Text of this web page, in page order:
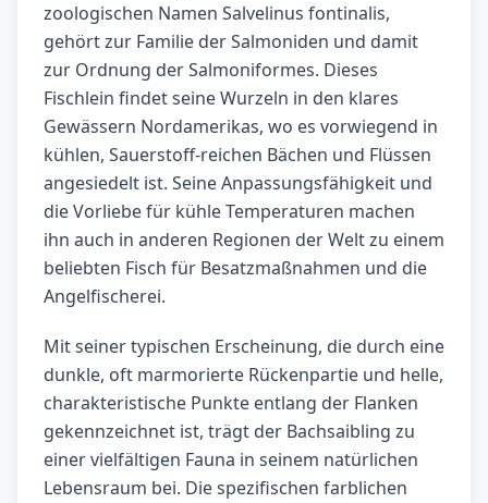
zoologischen Namen Salvelinus fontinalis,
gehört zur Familie der Salmoniden und damit
zur Ordnung der Salmoniformes. Dieses
Fischlein findet seine Wurzeln in den klares
Gewässern Nordamerikas, wo es vorwiegend in
kühlen, Sauerstoff-reichen Bächen und Flüssen
angesiedelt ist. Seine Anpassungsfähigkeit und
die Vorliebe für kühle Temperaturen machen
ihn auch in anderen Regionen der Welt zu einem
beliebten Fisch für Besatzmaßnahmen und die
Angelfischerei.
Mit seiner typischen Erscheinung, die durch eine
dunkle, oft marmorierte Rückenpartie und helle,
charakteristische Punkte entlang der Flanken
gekennzeichnet ist, trägt der Bachsaibling zu
einer vielfältigen Fauna in seinem natürlichen
Lebensraum bei. Die spezifischen farblichen